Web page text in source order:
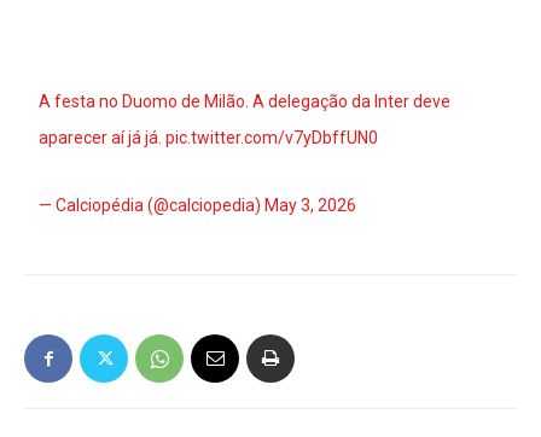
A festa no Duomo de Milão. A delegação da Inter deve
aparecer aí já já.pic.twitter.com/v7yDbffUN0
— Calciopédia (@calciopedia) May 3, 2026